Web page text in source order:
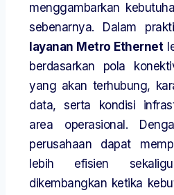
menggambarkan
sebenarnya. Dalam
layanan Metro Ethernet
berdasarkan pola
yang akan terhubung,
data, serta kondisi
area operasional.
perusahaan dapat
lebih efisien
dikembangkan ketika